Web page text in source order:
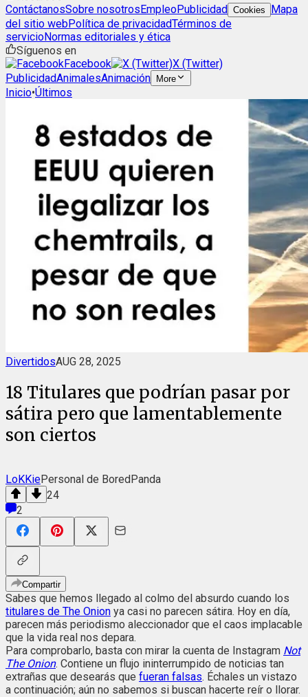
ContáctanosSobre nosotrosEmpleoPublicidad Cookies
Mapa
del sitio webPolítica de privacidadTérminos de
servicioNormas editoriales y ética
Síguenos en
Facebook
X (Twitter)
PublicidadAnimalesAnimación More
Inicio•Últimos
DivertidosAUG 28, 2025
18 Titulares que podrían pasar por
sátira pero que lamentablemente
son ciertos
LoKKiePersonal de BoredPanda
24
2
Compartir
Sabes que hemos llegado al colmo del absurdo cuando los
titulares de The Onion ya casi no parecen sátira. Hoy en día,
parecen más periodismo aleccionador que el caos implacable
que la vida real nos depara.
Para comprobarlo, basta con mirar la cuenta de Instagram Not
The Onion. Contiene un flujo ininterrumpido de noticias tan
extrañas que desearás que fueran falsas. Échales un vistazo
a continuación; aún no sabemos si buscan hacerte reír o llorar.